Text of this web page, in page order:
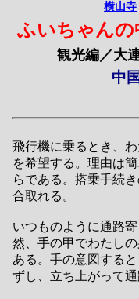
横山寺
ふいちゃんの
観光編／大
中
飛行機に乗るとき、
を希望する。理由は
らである。搭乗手続
合取れる。
いつものように通路
然、手の甲でわたし
ある。手の意図する
ずし、立ち上がって通